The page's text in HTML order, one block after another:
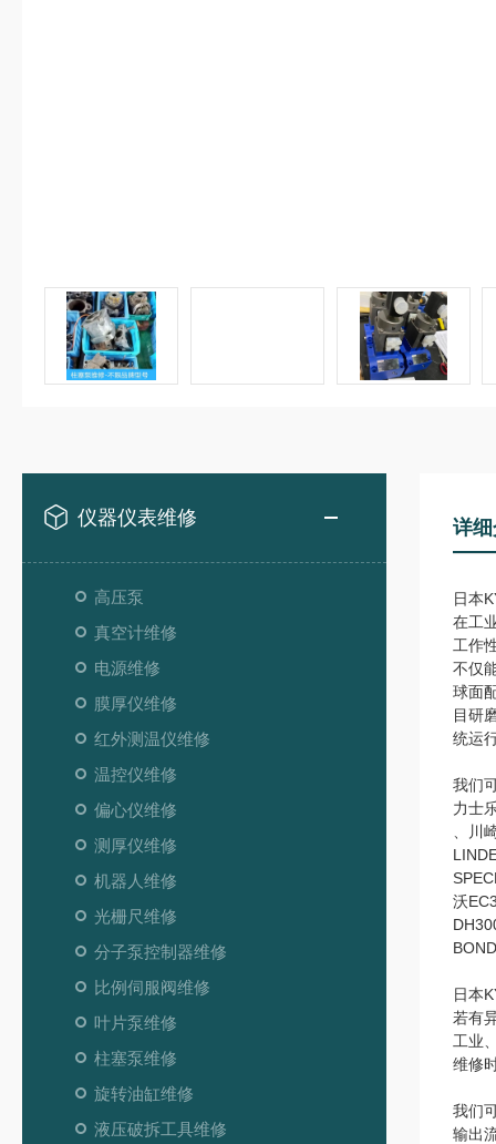
仪器仪表维修
高压泵
真空计维修
电源维修
膜厚仪维修
红外测温仪维修
温控仪维修
偏心仪维修
测厚仪维修
机器人维修
光栅尺维修
分子泵控制器维修
比例伺服阀维修
叶片泵维修
柱塞泵维修
旋转油缸维修
液压破拆工具维修
详
日本
在工
工作
不仅
球面
目研
统运
我们
力士
、川
沃
日本
若有
工业
维修
我们
输出